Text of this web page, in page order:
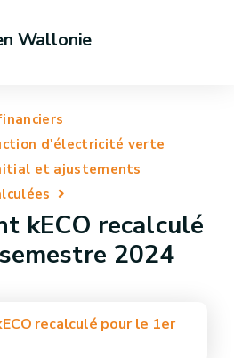
Wallonie
d'électricité verte
et ajustements
kECO recalculé
2024
recalculé pour le 1er